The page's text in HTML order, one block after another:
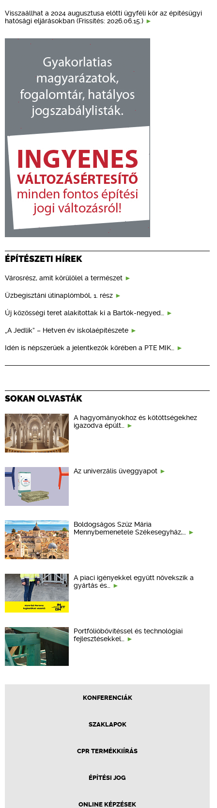
Visszaállhat a 2024 augusztusa előtti ügyféli kör az építésügyi
hatósági eljárásokban (Frissítés: 2026.06.15.)
ÉPÍTÉSZETI HÍREK
Városrész, amit körülölel a természet
Üzbegisztáni útinaplómból, 1. rész
Új közösségi teret alakítottak ki a Bartók-negyed…
„A Jedlik” – Hetven év iskolaépítészete
Idén is népszerűek a jelentkezők körében a PTE MIK…
SOKAN OLVASTÁK
A hagyományokhoz és kötöttségekhez
igazodva épült…
Az univerzális üveggyapot
Boldogságos Szűz Mária
Mennybemenetele Székesegyház,…
A piaci igényekkel együtt növekszik a
gyártás és…
Portfólióbővítéssel és technológiai
fejlesztésekkel…
KONFERENCIÁK
SZAKLAPOK
CPR TERMÉKKIÍRÁS
ÉPÍTÉSI JOG
ONLINE KÉPZÉSEK